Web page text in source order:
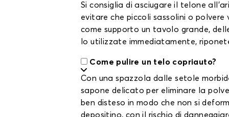
Si consiglia di asciugare il telone
evitare che piccoli sassolini o polvere
come supporto un tavolo grande,
lo utilizzate immediatamente,
Come pulire un telo copriauto?
Con una spazzola dalle setole
sapone delicato per eliminare la
ben disteso in modo che non si
depositino, con il rischio di